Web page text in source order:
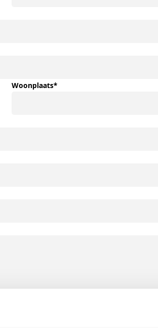
Woonplaats*